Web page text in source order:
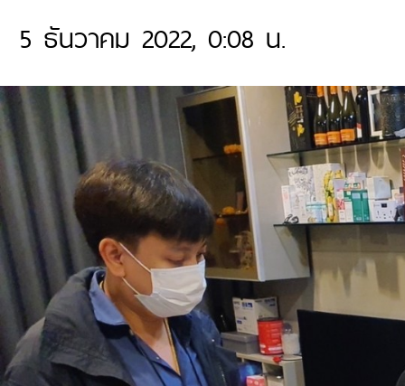
5 ธันวาคม 2022, 0:08 น.